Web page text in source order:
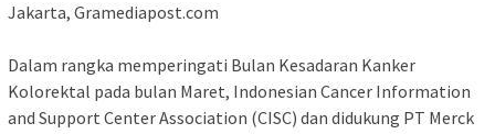
Jakarta, Gramediapost.com
Dalam rangka memperingati Bulan Kesadaran Kanker
Kolorektal pada bulan Maret, Indonesian Cancer Information
and Support Center Association (CISC) dan didukung PT Merck